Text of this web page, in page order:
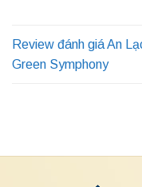
Review đánh giá An
Green Symphony